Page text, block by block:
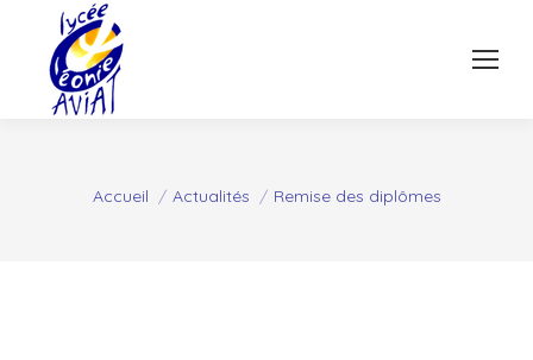
Vous êtes ici :
Accueil Actualités Remise des diplômes